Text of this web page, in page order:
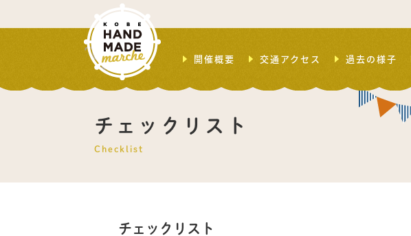
開催概要 交通アクセス 過去の様子
チェックリスト
Checklist
チェックリスト